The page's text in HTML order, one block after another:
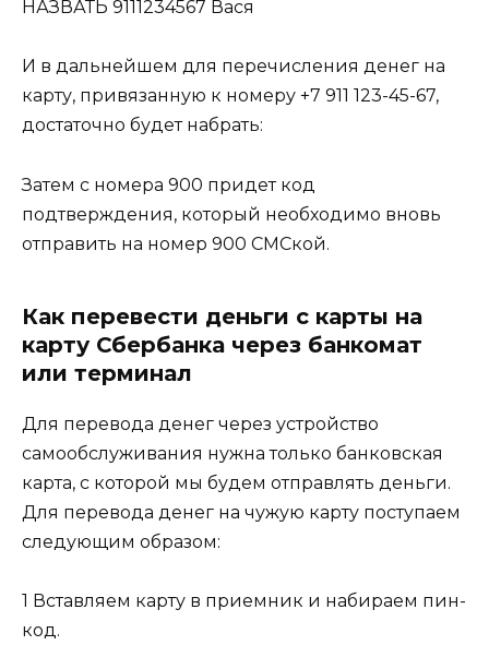
НАЗВАТЬ 9111234567 Вася
И в дальнейшем для перечисления денег на
карту, привязанную к номеру +7 911 123-45-67,
достаточно будет набрать:
Затем с номера 900 придет код
подтверждения, который необходимо вновь
отправить на номер 900 СМСкой.
Как перевести деньги с карты на
карту Сбербанка через банкомат
или терминал
Для перевода денег через устройство
самообслуживания нужна только банковская
карта, с которой мы будем отправлять деньги.
Для перевода денег на чужую карту поступаем
следующим образом:
1 Вставляем карту в приемник и набираем пин-
код.